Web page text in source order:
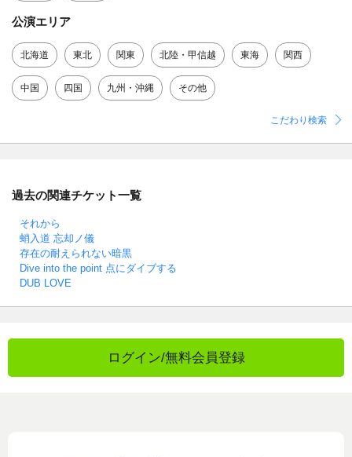
公演エリア
北海道 東北 関東 北陸・甲信越 東海 関西
中国 四国 九州・沖縄 その他
こだわり検索
過去の関連チケット一覧
それから
蛸入道 忘却ノ儀
存在の耐えられない暗黒
Dive into the point 点にダイブする
DUB LOVE
ログイン/無料会員登録